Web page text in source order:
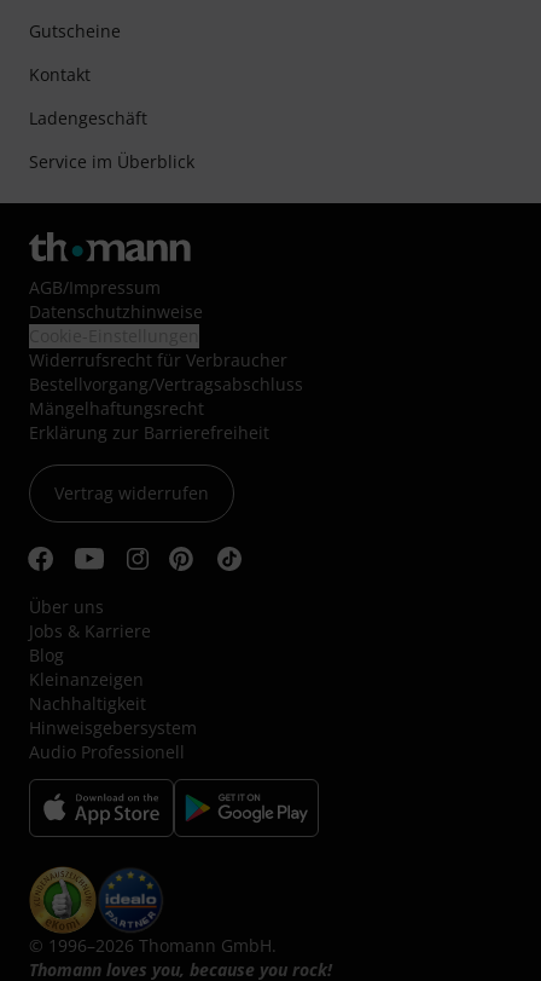
Gutscheine
Kontakt
Ladengeschäft
Service im Überblick
AGB/Impressum
Datenschutzhinweise
Widerrufsrecht für Verbraucher
Bestellvorgang/Vertragsabschluss
Mängelhaftungsrecht
Erklärung zur Barrierefreiheit
Vertrag widerrufen
Über uns
Jobs & Karriere
Blog
Kleinanzeigen
Nachhaltigkeit
Hinweisgebersystem
Audio Professionell
© 1996–2026 Thomann GmbH.
Thomann loves you, because you rock!